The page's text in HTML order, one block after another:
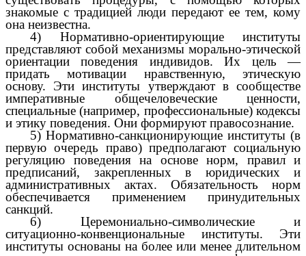
знакомые с традицией люди передают ее тем, кому
она неизвестна.
4) Нормативно-ориентирующие институты
представляют собой механизмы морально-этической
ориентации поведения индивидов. Их цель —
придать мотивации нравственную, этическую
основу. Эти институты утверждают в сообществе
императивные общечеловеческие ценности,
специальные (например, профессиональные) кодексы
и этику поведения. Они формируют правосознание.
5) Нормативно-санкционирующие институты (в
первую очередь право) предполагают социальную
регуляцию поведения на основе норм, правил и
предписаний, закрепленных в юридических и
административных актах. Обязательность норм
обеспечивается применением принудительных
санкций.
6) Церемониально-символические и
ситуационно-конвенциональные институты. Эти
институты основаны на более или менее длительном